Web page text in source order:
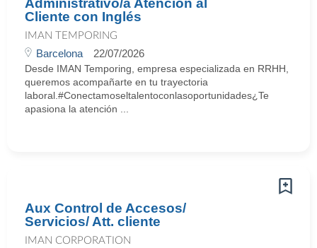
Administrativo/a Atención al
Cliente con Inglés
IMAN TEMPORING
Barcelona 22/07/2026
Desde IMAN Temporing, empresa especializada en RRHH,
queremos acompañarte en tu trayectoria
laboral.#Conectamoseltalentoconlasoportunidades¿Te
apasiona la atención ...
Aux Control de Accesos/
Servicios/ Att. cliente
IMAN CORPORATION